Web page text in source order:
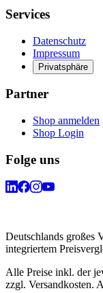
Services
Datenschutz
Impressum
Privatsphäre
Partner
Shop anmelden
Shop Login
Folge uns
Deutschlands großes
integriertem
Alle Preise inkl. der
zzgl. Versandkosten.